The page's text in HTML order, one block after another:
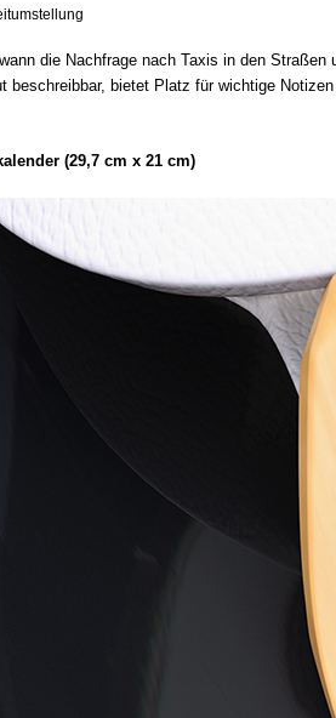
die Nachfrage nach Taxis in den Straßen
beschreibbar, bietet Platz für wichtige
(29,7 cm x 21 cm)